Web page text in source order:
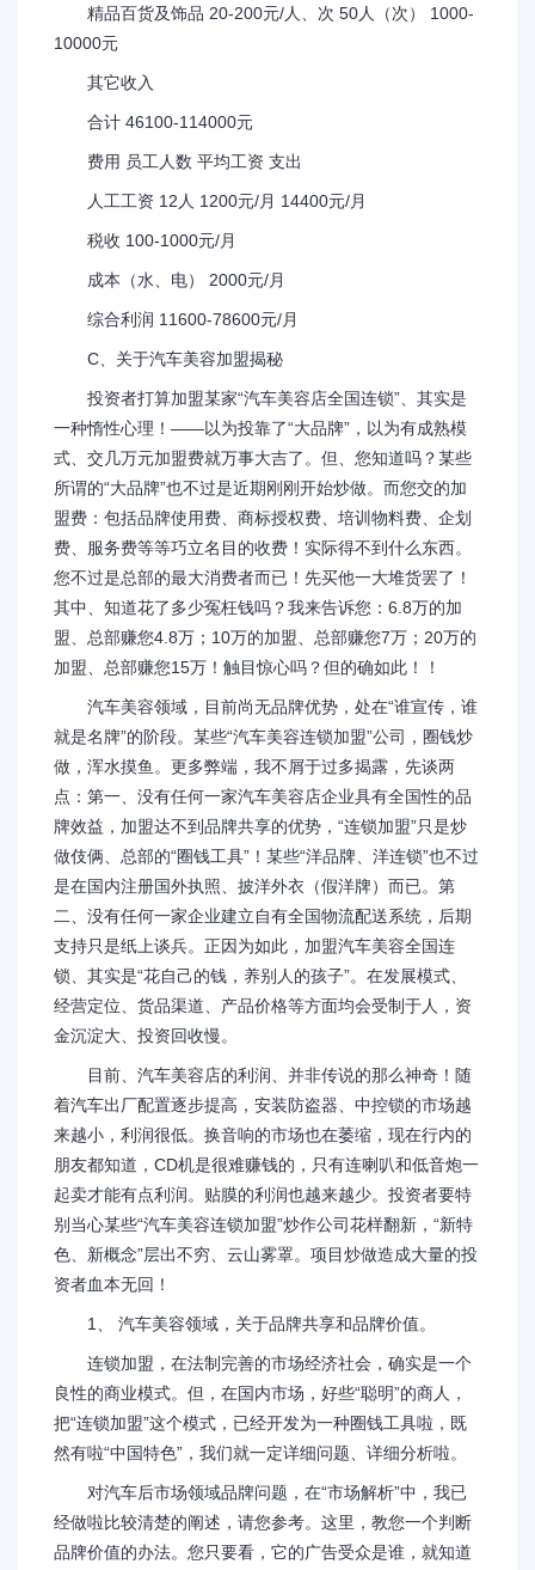
精品百货及饰品 20-200元/人、次 50人（次） 1000-
10000元
其它收入
合计 46100-114000元
费用 员工人数 平均工资 支出
人工工资 12人 1200元/月 14400元/月
税收 100-1000元/月
成本（水、电） 2000元/月
综合利润 11600-78600元/月
C、关于汽车美容加盟揭秘
投资者打算加盟某家“汽车美容店全国连锁”、其实是
一种惰性心理！——以为投靠了“大品牌”，以为有成熟模
式、交几万元加盟费就万事大吉了。但、您知道吗？某些
所谓的“大品牌”也不过是近期刚刚开始炒做。而您交的加
盟费：包括品牌使用费、商标授权费、培训物料费、企划
费、服务费等等巧立名目的收费！实际得不到什么东西。
您不过是总部的最大消费者而已！先买他一大堆货罢了！
其中、知道花了多少冤枉钱吗？我来告诉您：6.8万的加
盟、总部赚您4.8万；10万的加盟、总部赚您7万；20万的
加盟、总部赚您15万！触目惊心吗？但的确如此！！
汽车美容领域，目前尚无品牌优势，处在“谁宣传，谁
就是名牌”的阶段。某些“汽车美容连锁加盟”公司，圈钱炒
做，浑水摸鱼。更多弊端，我不屑于过多揭露，先谈两
点：第一、没有任何一家汽车美容店企业具有全国性的品
牌效益，加盟达不到品牌共享的优势，“连锁加盟”只是炒
做伎俩、总部的“圈钱工具”！某些“洋品牌、洋连锁”也不过
是在国内注册国外执照、披洋外衣（假洋牌）而已。第
二、没有任何一家企业建立自有全国物流配送系统，后期
支持只是纸上谈兵。正因为如此，加盟汽车美容全国连
锁、其实是“花自己的钱，养别人的孩子”。在发展模式、
经营定位、货品渠道、产品价格等方面均会受制于人，资
金沉淀大、投资回收慢。
目前、汽车美容店的利润、并非传说的那么神奇！随
着汽车出厂配置逐步提高，安装防盗器、中控锁的市场越
来越小，利润很低。换音响的市场也在萎缩，现在行内的
朋友都知道，CD机是很难赚钱的，只有连喇叭和低音炮一
起卖才能有点利润。贴膜的利润也越来越少。投资者要特
别当心某些“汽车美容连锁加盟”炒作公司花样翻新，“新特
色、新概念”层出不穷、云山雾罩。项目炒做造成大量的投
资者血本无回！
1、 汽车美容领域，关于品牌共享和品牌价值。
连锁加盟，在法制完善的市场经济社会，确实是一个
良性的商业模式。但，在国内市场，好些“聪明”的商人，
把“连锁加盟”这个模式，已经开发为一种圈钱工具啦，既
然有啦“中国特色”，我们就一定详细问题、详细分析啦。
对汽车后市场领域品牌问题，在“市场解析”中，我已
经做啦比较清楚的阐述，请您参考。这里，教您一个判断
品牌价值的办法。您只要看，它的广告受众是谁，就知道